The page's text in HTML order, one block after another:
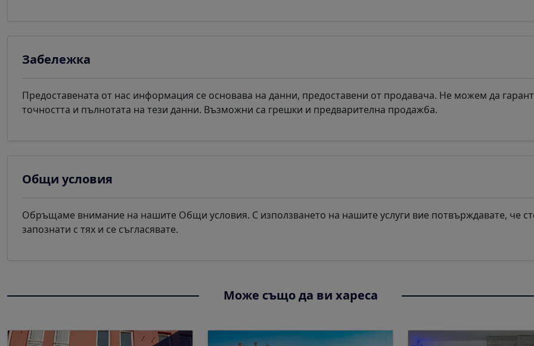
Забележка
Предоставената от нас информация се основава на данни, предоставени от продавача. Не можем да
точността и пълнотата на тези данни. Възможни са грешки и предварителна продажба.
Общи условия
Обръщаме внимание на нашите Общи условия. С използването на нашите услуги вие потвърждавате, че
запознати с тях и се съгласявате.
Може също да ви хареса